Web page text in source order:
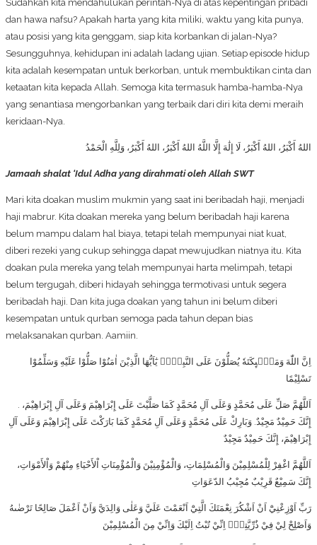
Sudahkah kita mendahulukan perintah-Nya di atas kepentingan pribadi
dan hawa nafsu? Apakah harta yang kita miliki, waktu yang kita punya,
atau posisi yang kita genggam, siap kita korbankan di jalan-Nya?
Sesungguhnya, kehidupan ini adalah ladang ujian. Setiap episode hidup
kita adalah kesempatan untuk berkorban, untuk membuktikan cinta dan
ketaatan kita kepada Allah. Semoga kita termasuk hamba-hamba-Nya
yang senantiasa mengorbankan yang terbaik dari diri kita demi meraih
keridaan-Nya.
اللهُ أَكْبَرُ، اللهُ أَكْبَرُ، لَا إِلَٰهَ إِلَّا اللَّهُ اللهُ أَكْبَرُ، اللهُ أَكْبَرُ، وَلِلَّهِ الْحَمْدُ
Jamaah shalat ‘Idul Adha yang dirahmati oleh Allah SWT
Mari kita doakan muslim mukmin yang saat ini beribadah haji, menjadi
haji mabrur. Kita doakan mereka yang belum beribadah haji karena
belum mampu dalam hal biaya, tetapi telah mempunyai niat kuat,
diberi rezeki yang cukup sehingga dapat mewujudkan niatnya itu. Kita
doakan pula mereka yang telah mempunyai harta melimpah, tetapi
belum tergugah, diberi hidayah sehingga termotivasi untuk segera
beribadah haji. Dan kita juga doakan yang tahun ini belum diberi
kesempatan untuk qurban semoga pada tahun depan bias
melaksanakan qurban. Aamiin.
اِنَّ اللّٰهَ وَمَلٰۤىِٕكَتَهٗ يُصَلُّوْنَ عَلَى النَّبِيِّۗ يٰٓاَيُّهَا الَّذِيْنَ اٰمَنُوْا صَلُّوْا عَلَيْهِ وَسَلِّمُوْا
تَسْلِيْمًا
. اَللَّهُمَّ صَلِّ عَلَى مُحَمَّدٍ وَعَلَى آلِ مُحَمَّدٍ كَمَا صَلَّيْتَ عَلَى إِبْرَاهِيْمَ وَعَلَى آلِ إِبْرَاهِيْمَ،
إِنَّكَ حَمِيْدٌ مَجِيْدٌ. وَبَارِكْ عَلَى مُحَمَّدٍ وَعَلَى آلِ مُحَمَّدٍ كَمَا بَارَكْتَ عَلَى إِبْرَاهِيْمَ وَعَلَى آلِ
إِبْرَاهِيْمَ، إِنَّكَ حَمِيْدٌ مَجِيْدٌ
اَللَّهُمَّ اغْفِرْ لِلْمُسْلِمِيْنَ وَالْمُسْلِمَاتِ، وَالْمُؤْمِنِيْنَ وَالْمُؤْمِنَاتِ اْلأَحْيَاءِ مِنْهُمْ وَاْلأَمْوَاتِ،
إِنَّكَ سَمِيْعٌ قَرِيْبٌ مُجِيْبُ الدّعَوَاتِ
رَبِّ اَوْزِعْنِيْٓ اَنْ اَشْكُرَ نِعْمَتَكَ الَّتِيْٓ اَنْعَمْتَ عَلَيَّ وَعَلٰى وَالِدَيَّ وَاَنْ اَعْمَلَ صَالِحًا تَرْضٰىهُ
وَاَصْلِحْ لِيْ فِيْ ذُرِّيَّتِيْۗ اِنِّيْ تُبْتُ اِلَيْكَ وَاِنِّيْ مِنَ الْمُسْلِمِيْنَ